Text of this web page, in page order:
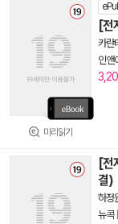
미리읽기
[전
카란
인앤
[전
결)
하정
뉴콕|